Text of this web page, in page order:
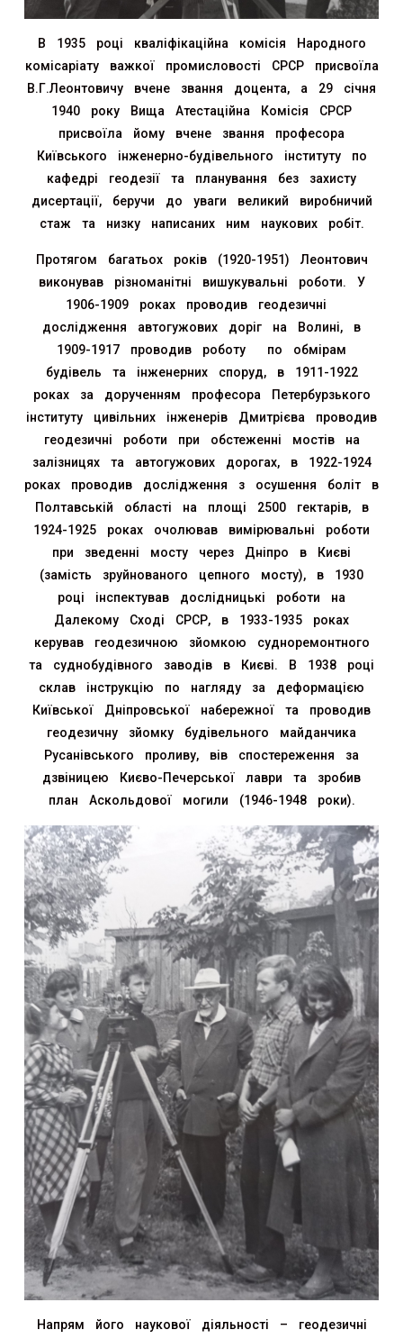
В 1935 році кваліфікаційна комісія Народного
комісаріату важкої промисловості СРСР присвоїла
В.Г.Леонтовичу вчене звання доцента, а 29 січня
1940 року Вища Атестаційна Комісія СРСР
присвоїла йому вчене звання професора
Київського інженерно-будівельного інституту по
кафедрі геодезії та планування без захисту
дисертації, беручи до уваги великий виробничий
стаж та низку написаних ним наукових робіт.
Протягом багатьох років (1920-1951) Леонтович
виконував різноманітні вишукувальні роботи. У
1906-1909 роках проводив геодезичні
дослідження автогужових доріг на Волині, в
1909-1917 проводив роботу по обмірам
будівель та інженерних споруд, в 1911-1922
роках за дорученням професора Петербурзького
інституту цивільних інженерів Дмитрієва проводив
геодезичні роботи при обстеженні мостів на
залізницях та автогужових дорогах, в 1922-1924
роках проводив дослідження з осушення боліт в
Полтавській області на площі 2500 гектарів, в
1924-1925 роках очолював вимірювальні роботи
при зведенні мосту через Дніпро в Києві
(замість зруйнованого цепного мосту), в 1930
році інспектував дослідницькі роботи на
Далекому Сході СРСР, в 1933-1935 роках
керував геодезичною зйомкою судноремонтного
та суднобудівного заводів в Києві. В 1938 році
склав інструкцію по нагляду за деформацією
Київської Дніпровської набережної та проводив
геодезичну зйомку будівельного майданчика
Русанівського проливу, вів спостереження за
дзвіницею Києво-Печерської лаври та зробив
план Аскольдової могили (1946-1948 роки).
Напрям його наукової діяльності – геодезичні